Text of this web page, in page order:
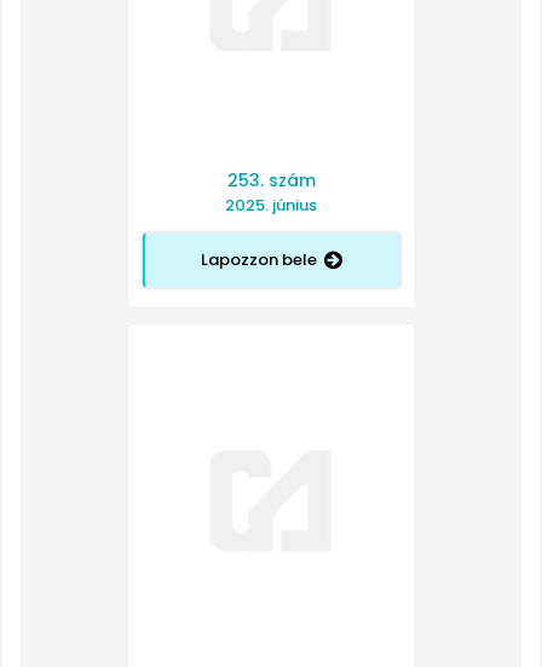
253. szám
2025. június
Lapozzon bele